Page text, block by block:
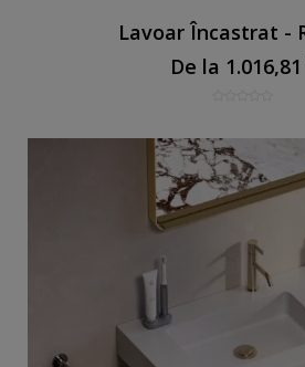
Lavoar Încastrat -
De la 1.016,81